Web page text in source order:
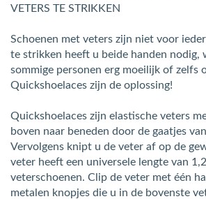
VETERS TE STRIKKEN
Schoenen met veters zijn niet voor
te strikken heeft u beide handen nodig,
sommige personen erg moeilijk of zelfs
Quickshoelaces zijn de oplossing!
Quickshoelaces zijn elastische veters
boven naar beneden door de gaatjes
Vervolgens knipt u de veter af op de
veter heeft een universele lengte van
veterschoenen. Clip de veter met één
metalen knopjes die u in de bovenste